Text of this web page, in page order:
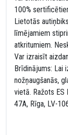
100%
Lietotās
līmējamiem
atkritumiem.
Var izraisīt
Brīdinājums: Lai
nožņaugšanās,
vietā. Ražots ES
47A, Rīga, LV-